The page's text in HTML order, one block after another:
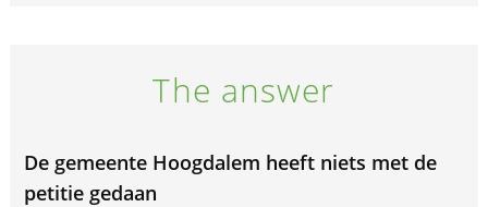
The answer
De gemeente Hoogdalem heeft niets met de
petitie gedaan